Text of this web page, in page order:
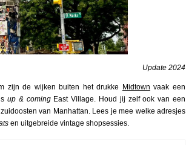
Update 2024
zijn de wijken buiten het drukke Midtown vaak een
up & comingEast Village. Houd jij zelf ook van een
van Manhattan. Lees je mee welke adresjes
en uitgebreide vintage shopsessies.